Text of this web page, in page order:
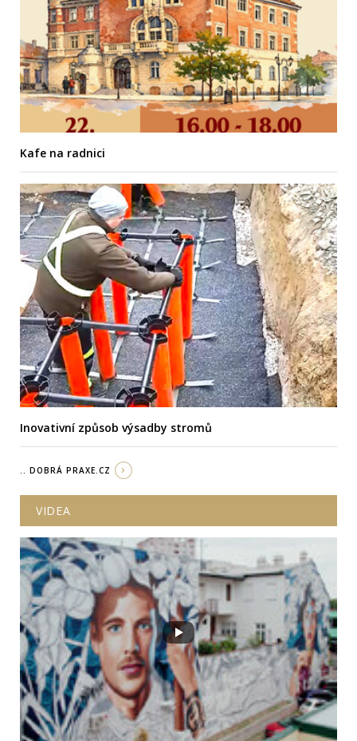
Kafe na radnici
Inovativní způsob výsadby stromů
.. DOBRÁ PRAXE.CZ
VIDEA